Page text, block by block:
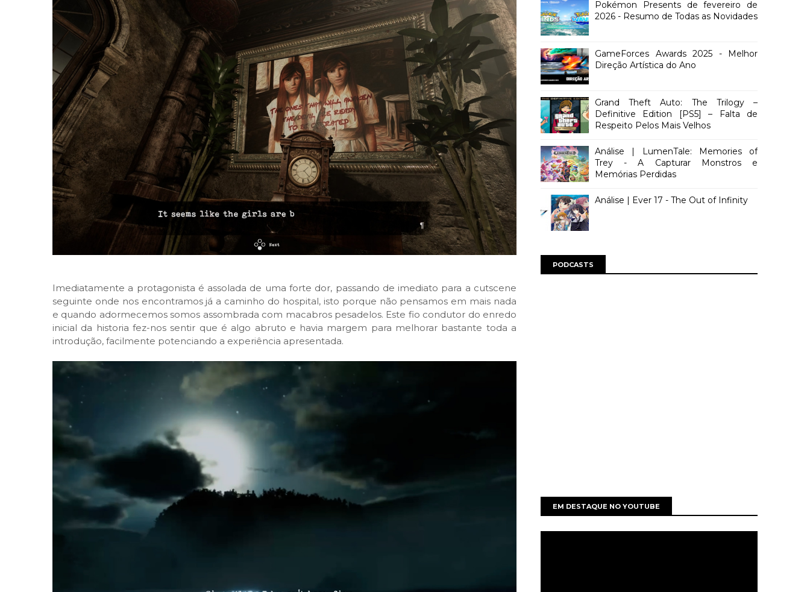
Imediatamente a protagonista é assolada de uma forte dor, passando de imediato para a cutscene
seguinte onde nos encontramos já a caminho do hospital, isto porque não pensamos em mais nada
e quando adormecemos somos assombrada com macabros pesadelos. Este fio condutor do enredo
inicial da historia fez-nos sentir que é algo abruto e havia margem para melhorar bastante toda a
introdução, facilmente potenciando a experiência apresentada.
Pokémon Presents de fevereiro de
2026 - Resumo de Todas as Novidades
GameForces Awards 2025 - Melhor
Direção Artística do Ano
Grand Theft Auto: The Trilogy –
Definitive Edition [PS5] – Falta de
Respeito Pelos Mais Velhos
Análise | LumenTale: Memories of
Trey - A Capturar Monstros e
Memórias Perdidas
Análise | Ever 17 - The Out of Infinity
PODCASTS
EM DESTAQUE NO YOUTUBE